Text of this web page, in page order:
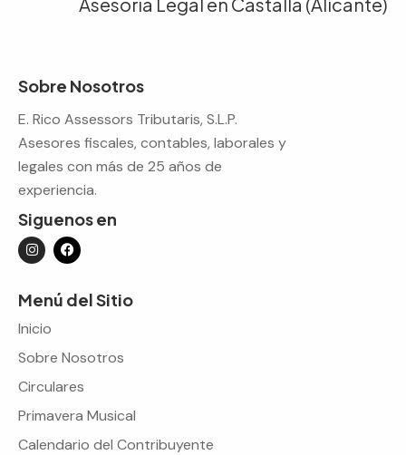
Sobre Nosotros
E. Rico Assessors Tributaris, S.L.P.
Asesores fiscales, contables, laborales y
legales con más de 25 años de
experiencia.
Siguenos en
Menú del Sitio
Inicio
Sobre Nosotros
Circulares
Primavera Musical
Calendario del Contribuyente